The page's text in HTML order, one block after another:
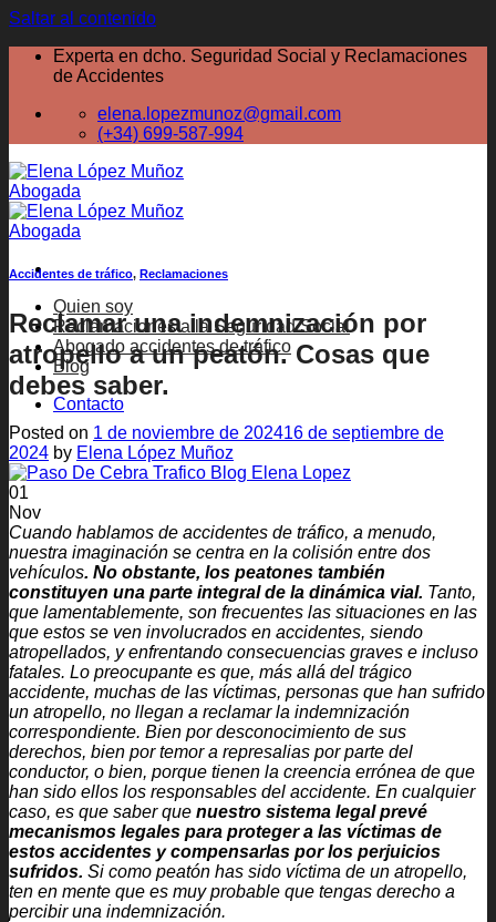
Saltar al contenido
Experta en dcho. Seguridad Social y Reclamaciones
de Accidentes
elena.lopezmunoz@gmail.com
(+34) 699-587-994
Quien soy
Reclamaciones a la Seguridad Social
Abogado accidentes de tráfico
Blog
Contacto
Accidentes de tráfico, Reclamaciones
Reclamar una indemnización por
atropello a un peatón. Cosas que
debes saber.
Posted on 1 de noviembre de 202416 de septiembre de
2024 by Elena López Muñoz
01
Nov
Cuando hablamos de accidentes de tráfico, a menudo,
nuestra imaginación se centra en la colisión entre dos
vehículos. No obstante, los peatones también
constituyen una parte integral de la dinámica vial. Tanto,
que lamentablemente, son frecuentes las situaciones en las
que estos se ven involucrados en accidentes, siendo
atropellados, y enfrentando consecuencias graves e incluso
fatales. Lo preocupante es que, más allá del trágico
accidente, muchas de las víctimas, personas que han sufrido
un atropello, no llegan a reclamar la indemnización
correspondiente. Bien por desconocimiento de sus
derechos, bien por temor a represalias por parte del
conductor, o bien, porque tienen la creencia errónea de que
han sido ellos los responsables del accidente. En cualquier
caso, es que saber que nuestro sistema legal prevé
mecanismos legales para proteger a las víctimas de
estos accidentes y compensarlas por los perjuicios
sufridos. Si como peatón has sido víctima de un atropello,
ten en mente que es muy probable que tengas derecho a
percibir una indemnización.